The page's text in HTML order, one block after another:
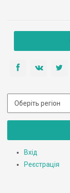
Вхід
Реєстрація